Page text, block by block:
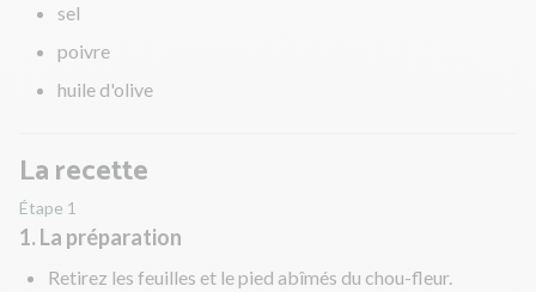
sel
poivre
huile d'olive
La recette
Étape 1
1. La préparation
Retirez les feuilles et le pied abîmés du chou-fleur.